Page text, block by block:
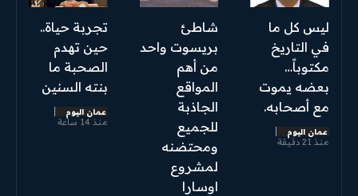
ليس كل ما
في التاريخ
مكتوباً…
بعضه يموت
مع أصحابه.
عمان اليوم
منذ 21 دقيقة
شاطئ
بريسوت واحد
من أهم
المواقع
الجاذبة
للجميع
ومحتضنه
لمشروع
اوسارا
تجربة حياة..
حين تهدم
الصحبة ما
بنته السنين
عمان اليوم
منذ 14 ساعة